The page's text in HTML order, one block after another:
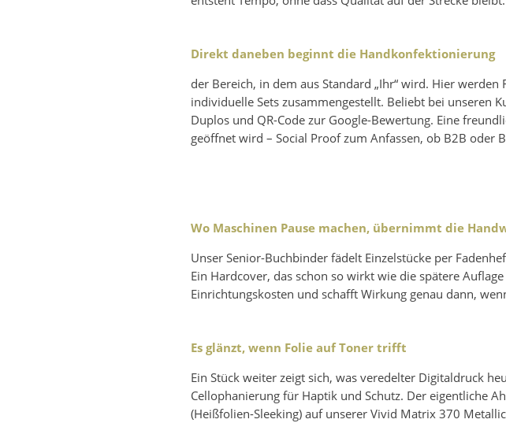
Direkt daneben beginnt die Handkonfektionierung
der Bereich, in dem aus Standard „Ihr“ wird. Hier
individuelle Sets zusammengestellt. Beliebt bei unseren
Duplos und QR-Code zur Google-Bewertung. Eine
geöffnet wird – Social Proof zum Anfassen, ob B2B oder
Wo Maschinen Pause machen, übernimmt die
Unser Senior-Buchbinder fädelt Einzelstücke per
Ein Hardcover, das schon so wirkt wie die spätere
Einrichtungskosten und schafft Wirkung genau dann,
Es glänzt, wenn Folie auf Toner trifft
Ein Stück weiter zeigt sich, was veredelter Digitaldruck
Cellophanierung für Haptik und Schutz. Der eigentliche
(Heißfolien-Sleeking) auf unserer Vivid Matrix 370